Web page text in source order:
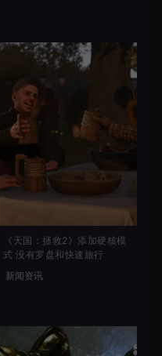
《天国：拯救2》添加硬核模
式 没有罗盘和快速旅行
新闻资讯